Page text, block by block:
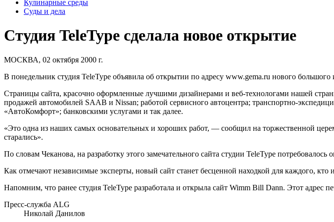
Кулинарные среды
Суды и дела
Студия TeleType сделала новое открытие
МОСКВА, 02 октября 2000 г.
В понедельник студия TeleType объявила об открытии по адресу www.gema.ru нового большого
Страницы сайта, красочно оформленные лучшими дизайнерами и веб-технологами нашей
продажей автомобилей SAAB и Nissan; работой сервисного автоцентра; транспортно-
«АвтоКомфорт»; банковскими услугами и так далее.
«Это одна из наших самых основательных и хороших работ, — сообщил на торжественной
старались».
По словам Чеканова, на разработку этого замечательного сайта студии TeleType потребовалось
Как отмечают независимые эксперты, новый сайт станет бесценной находкой для каждого,
Напомним, что ранее студия TeleType разработала и открыла сайт Wimm Bill Dann. Этот адрес
Пресс-служба ALG
Николай Данилов